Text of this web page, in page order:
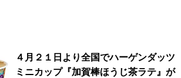
４月２１日より全国でハーゲンダッツ
ミニカップ『加賀棒ほうじ茶ラテ』が